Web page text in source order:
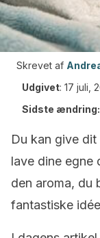
Skrevet af
Udgivet: 17 juli,
Sidste ændring:
Du kan give
lave dine egne
den aroma, du
fantastiske